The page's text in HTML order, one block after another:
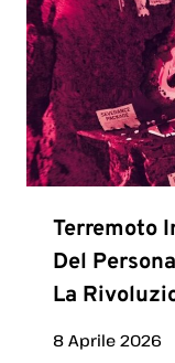
Terremoto
Del
La
8 Aprile 2026